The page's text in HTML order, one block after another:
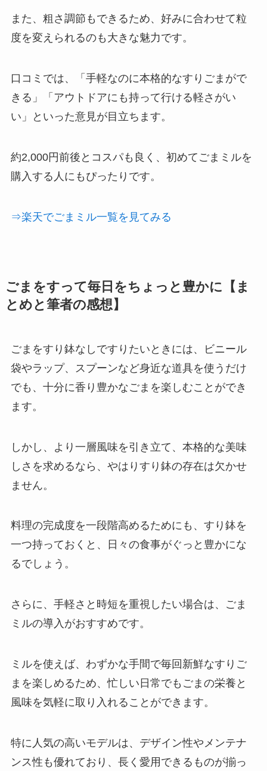
また、粗さ調節もできるため、好みに合わせて粒
度を変えられるのも大きな魅力です。
口コミでは、「手軽なのに本格的なすりごまがで
きる」「アウトドアにも持って行ける軽さがい
い」といった意見が目立ちます。
約2,000円前後とコスパも良く、初めてごまミルを
購入する人にもぴったりです。
⇒楽天でごまミル一覧を見てみる
ごまをすって毎日をちょっと豊かに【ま
とめと筆者の感想】
ごまをすり鉢なしですりたいときには、ビニール
袋やラップ、スプーンなど身近な道具を使うだけ
でも、十分に香り豊かなごまを楽しむことができ
ます。
しかし、より一層風味を引き立て、本格的な美味
しさを求めるなら、やはりすり鉢の存在は欠かせ
ません。
料理の完成度を一段階高めるためにも、すり鉢を
一つ持っておくと、日々の食事がぐっと豊かにな
るでしょう。
さらに、手軽さと時短を重視したい場合は、ごま
ミルの導入がおすすめです。
ミルを使えば、わずかな手間で毎回新鮮なすりご
まを楽しめるため、忙しい日常でもごまの栄養と
風味を気軽に取り入れることができます。
特に人気の高いモデルは、デザイン性やメンテナ
ンス性も優れており、長く愛用できるものが揃っ